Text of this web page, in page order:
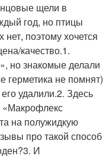
щели в
год, но птицы
поэтому хочется
качество.1.
но знакомые делали
герметика не помнят)
удалили.2. Здесь
«Макрофлекс
на полужидкую
про такой способ
И